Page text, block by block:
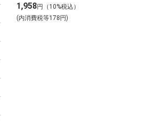
1,958円（10%税込）
(内消費税等178円)